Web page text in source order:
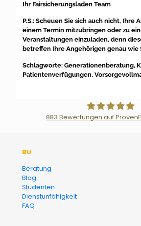
Ihr Fairsicherungsladen Team
P.S.: Scheuen Sie sich auch nicht, Ihre
einem Termin mitzubringen oder zu
Veranstaltungen einzuladen, denn
betreffen Ihre Angehörigen genau wie
Schlagworte: Generationenberatung,
Patientenverfügungen,
883 Bewertungen auf
BU
Beratung
Blog
Studenten
Dienstunfähigkeit
FAQ